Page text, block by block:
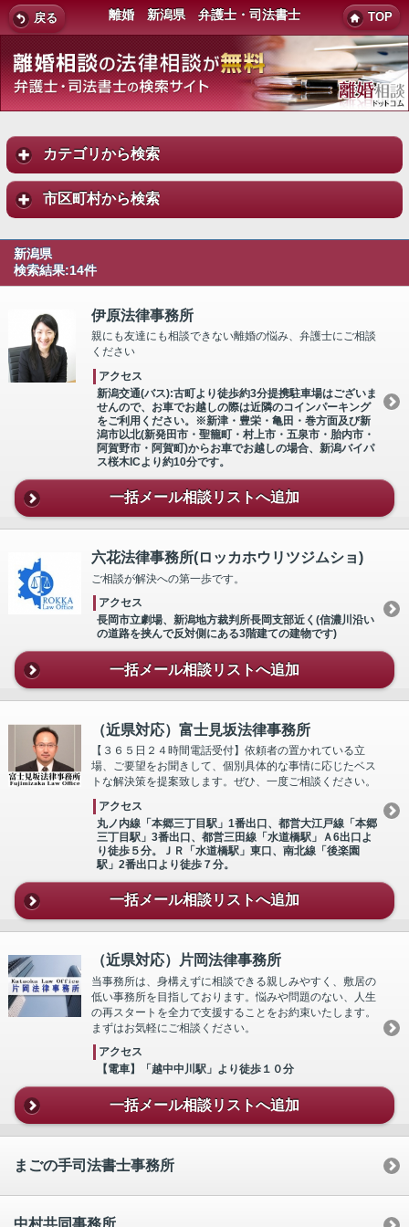
戻る 離婚 新潟県 弁護士・司法書士 TOP
カテゴリから検索
市区町村から検索
新潟県
検索結果:14件
伊原法律事務所
親にも友達にも相談できない離婚の悩み、弁護士にご相談
ください
アクセス
新潟交通(バス):古町より徒歩約3分提携駐車場はございま
せんので、お車でお越しの際は近隣のコインパーキング
をご利用ください。※新津・豊栄・亀田・巻方面及び新
潟市以北(新発田市・聖籠町・村上市・五泉市・胎内市・
阿賀野市・阿賀町)からお車でお越しの場合、新潟バイパ
ス桜木ICより約10分です。
一括メール相談リストへ追加
六花法律事務所(ロッカホウリツジムショ)
ご相談が解決への第一歩です。
アクセス
長岡市立劇場、新潟地方裁判所長岡支部近く(信濃川沿い
の道路を挟んで反対側にある3階建ての建物です)
一括メール相談リストへ追加
（近県対応）富士見坂法律事務所
【３６５日２４時間電話受付】依頼者の置かれている立
場、ご要望をお聞きして、個別具体的な事情に応じたベス
トな解決策を提案致します。ぜひ、一度ご相談ください。
アクセス
丸ノ内線「本郷三丁目駅」1番出口、都営大江戸線「本郷
三丁目駅」3番出口、都営三田線「水道橋駅」Ａ6出口よ
り徒歩５分。ＪＲ「水道橋駅」東口、南北線「後楽園
駅」2番出口より徒歩７分。
一括メール相談リストへ追加
（近県対応）片岡法律事務所
当事務所は、身構えずに相談できる親しみやすく、敷居の
低い事務所を目指しております。悩みや問題のない、人生
の再スタートを全力で支援することをお約束いたします。
まずはお気軽にご相談ください。
アクセス
【電車】「越中中川駅」より徒歩１０分
一括メール相談リストへ追加
まごの手司法書士事務所